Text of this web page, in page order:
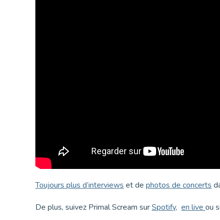
Toujours plus d’interviews et de photos de concerts
De plus, suivez Primal Scream surSpotify, en live ou